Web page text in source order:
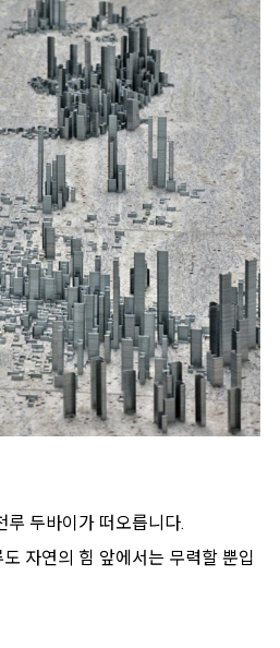
루 두바이가 떠오릅니다.
자연의 힘 앞에서는 무력할 뿐입